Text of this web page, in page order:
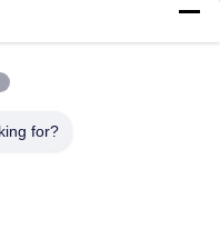
MOLECULAR
for?